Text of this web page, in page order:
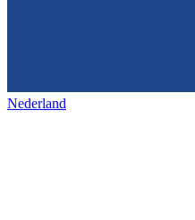
Nederland